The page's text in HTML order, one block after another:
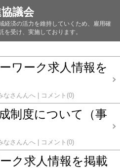
議会
経済の活力を維持していくため、雇用確
受け、実施しております。
ワーク求人情報を
なさんんへ コメント(0)
制度について（事
なさんんへ コメント(0)
ク求人情報を掲載